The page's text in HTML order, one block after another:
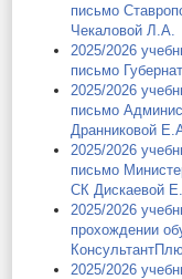
письмо
Чекаловой Л.А.
2025/2026
письмо
2025/2026
письмо
Дранниковой
2025/2026
письмо
СК Дискаевой
2025/2026
прохождении
2025/2026